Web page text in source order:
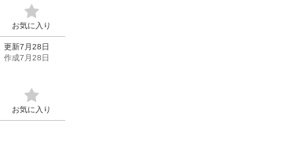
お気に入り
更新7月28日
作成7月28日
お気に入り